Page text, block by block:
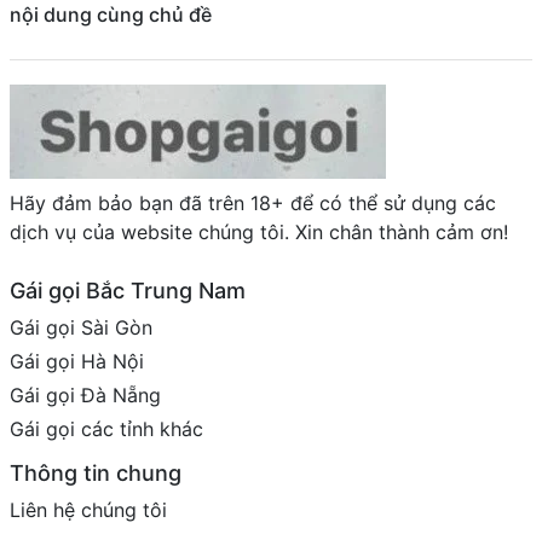
nội dung cùng chủ đề
Hãy đảm bảo bạn đã trên 18+ để có thể sử dụng các
dịch vụ của website chúng tôi. Xin chân thành cảm ơn!
Gái gọi Bắc Trung Nam
Gái gọi Sài Gòn
Gái gọi Hà Nội
Gái gọi Đà Nẵng
Gái gọi các tỉnh khác
Thông tin chung
Liên hệ chúng tôi